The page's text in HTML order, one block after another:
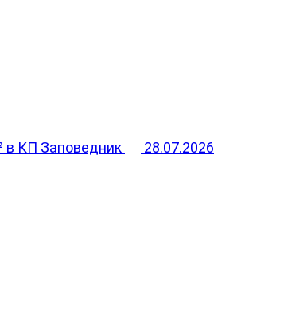
в КП Заповедник 28.07.2026